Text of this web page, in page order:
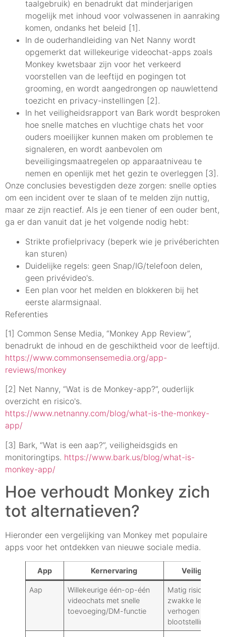
taalgebruik) en benadrukt dat minderjarigen
mogelijk met inhoud voor volwassenen in aanraking
komen, ondanks het beleid [1].
In de ouderhandleiding van Net Nanny wordt
opgemerkt dat willekeurige videochat-apps zoals
Monkey kwetsbaar zijn voor het verkeerd
voorstellen van de leeftijd en pogingen tot
grooming, en wordt aangedrongen op nauwlettend
toezicht en privacy-instellingen [2].
In het veiligheidsrapport van Bark wordt besproken
hoe snelle matches en vluchtige chats het voor
ouders moeilijker kunnen maken om problemen te
signaleren, en wordt aanbevolen om
beveiligingsmaatregelen op apparaatniveau te
nemen en openlijk met het gezin te overleggen [3].
Onze conclusies bevestigden deze zorgen: snelle opties
om een incident over te slaan of te melden zijn nuttig,
maar ze zijn reactief. Als je een tiener of een ouder bent,
ga er dan vanuit dat je het volgende nodig hebt:
Strikte profielprivacy (beperk wie je privéberichten
kan sturen)
Duidelijke regels: geen Snap/IG/telefoon delen,
geen privévideo's.
Een plan voor het melden en blokkeren bij het
eerste alarmsignaal.
Referenties
[1] Common Sense Media, “Monkey App Review”,
benadrukt de inhoud en de geschiktheid voor de leeftijd.
https://www.commonsensemedia.org/app-
reviews/monkey
[2] Net Nanny, “Wat is de Monkey-app?”, ouderlijk
overzicht en risico's.
https://www.netnanny.com/blog/what-is-the-monkey-
app/
[3] Bark, “Wat is een aap?”, veiligheidsgids en
monitoringtips. https://www.bark.us/blog/what-is-
monkey-app/
Hoe verhoudt Monkey zich
tot alternatieven?
Hieronder een vergelijking van Monkey met populaire
apps voor het ontdekken van nieuwe sociale media.
App Kernervaring
Aap
Willekeurige één-op-één
videochats met snelle
toevoeging/DM-functie
Matig risico: live
zwakke
verhogen de
blootstelling.